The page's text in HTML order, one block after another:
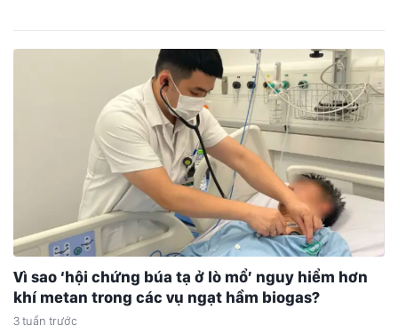
Vì sao ‘hội chứng búa tạ ở lò mổ’ nguy hiểm hơn
khí metan trong các vụ ngạt hầm biogas?
3 tuần trước